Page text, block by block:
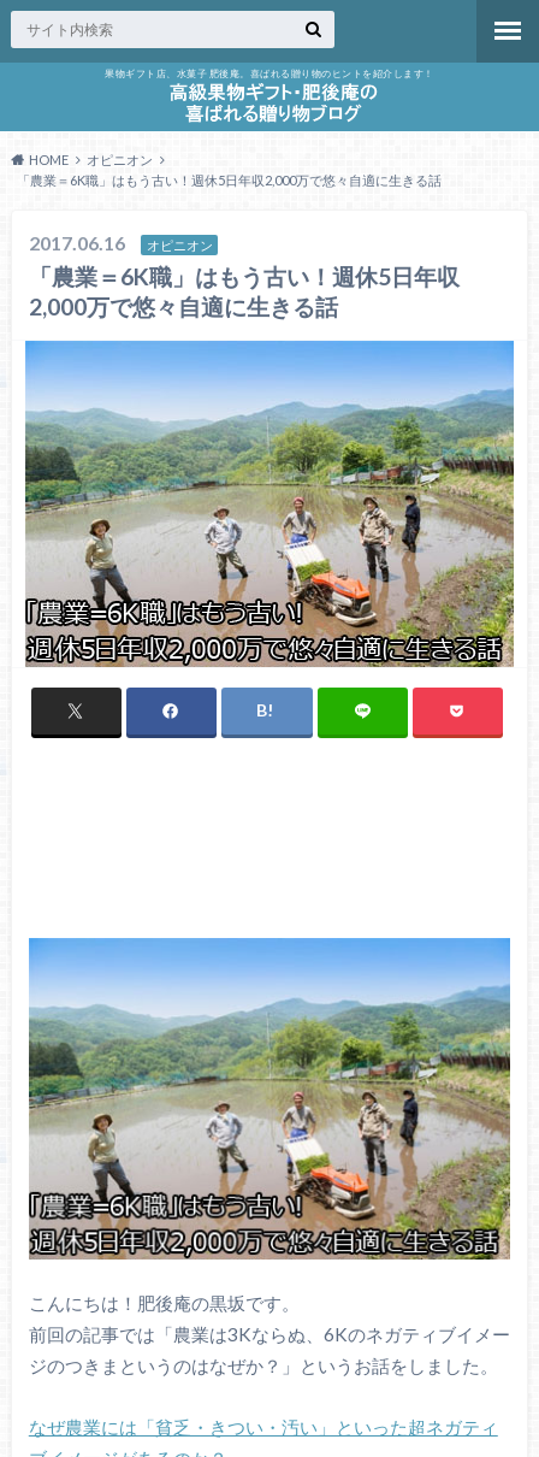
果物ギフト店、水菓子 肥後庵。喜ばれる贈り物のヒントを紹介します！
HOME
オピニオン
「農業＝6K職」はもう古い！週休5日年収2,000万で悠々自適に生きる話
2017.06.16 オピニオン
「農業＝6K職」はもう古い！週休5日年収
2,000万で悠々自適に生きる話
こんにちは！肥後庵の黒坂です。
前回の記事では「農業は3Kならぬ、6Kのネガティブイメー
ジのつきまというのはなぜか？」というお話をしました。
なぜ農業には「貧乏・きつい・汚い」といった超ネガティ